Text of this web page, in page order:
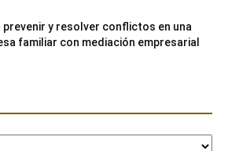
prevenir y resolver conflictos en una
familiar con mediación empresarial